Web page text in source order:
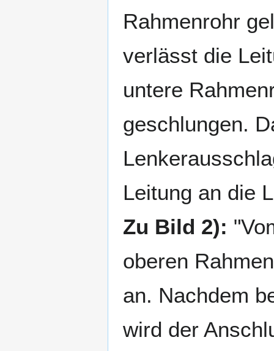
Rahmenrohr
verlässt die
untere
geschlungen.
Leitung an die
Zu Bild 2):
oberen
an. Nachdem
wird der